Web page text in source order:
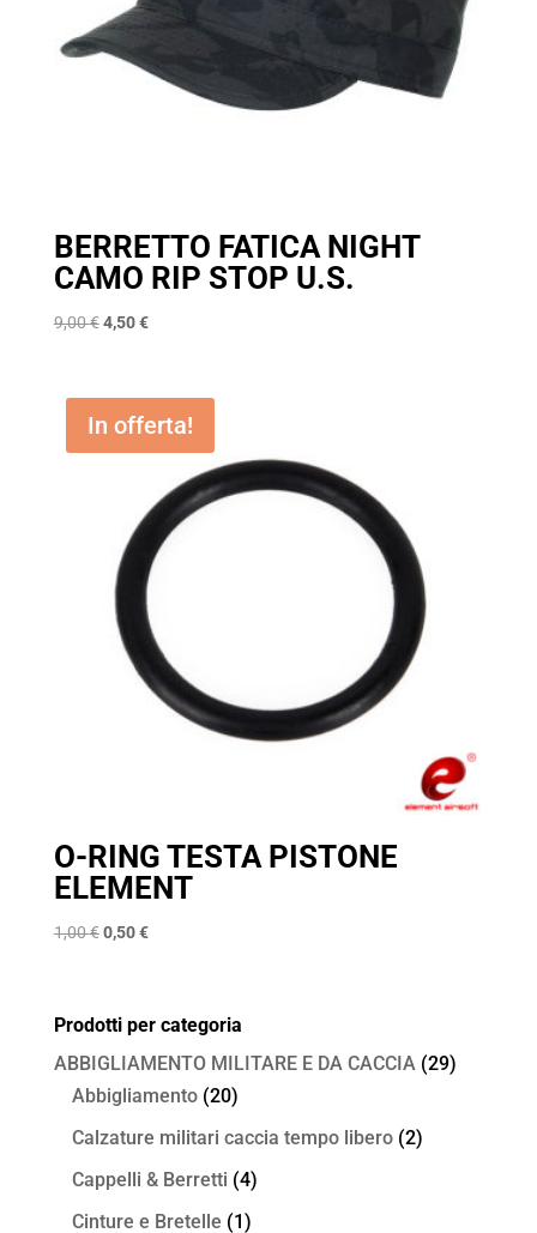
BERRETTO FATICA NIGHT
CAMO RIP STOP U.S.
9,00€ Il
era:
9,00 €.
4,50€Il
è:
4,50 €.
In offerta!
O-RING TESTA PISTONE
ELEMENT
1,00€ Il
era:
1,00 €.
0,50€Il
Prodotti per categoria
ABBIGLIAMENTO MILITARE E DA CACCIA (29)
Abbigliamento (20)
Calzature militari caccia tempo libero (2)
Cappelli & Berretti (4)
Cinture e Bretelle (1)